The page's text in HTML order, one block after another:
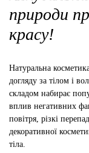
природи
красу!
Натуральна
догляду за тілом і
складом набирає
вплив негативних
повітря, різкі
декоративної
тіла.